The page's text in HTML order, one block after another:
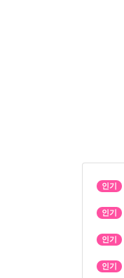
인기
인기
인기
인기